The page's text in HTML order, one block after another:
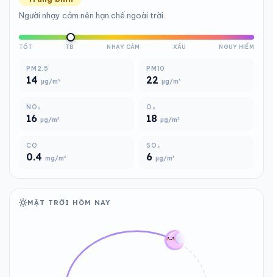
Người nhạy cảm nên hạn chế ngoài trời.
TỐT TB NHẠY CẢM XẤU NGUY HIỂM
PM2.5
14 µg/m³
PM10
22 µg/m³
NO₂
16 µg/m³
O₃
18 µg/m³
CO
0.4 mg/m³
SO₂
6 µg/m³
MẶT TRỜI HÔM NAY